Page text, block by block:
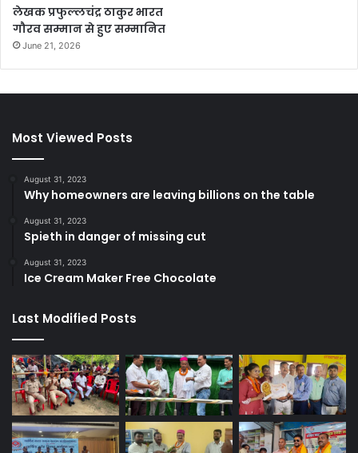
लेखक प्रफुल्लचंद्र ठाकुर भारत
गौरव सम्मान से हुए सम्मानित
June 21, 2026
Most Viewed Posts
August 31, 2023
Why homeowners are leaving billions on the table
August 31, 2023
Spieth in danger of missing cut
August 31, 2023
Ice Cream Maker Free Chocolate
Last Modified Posts